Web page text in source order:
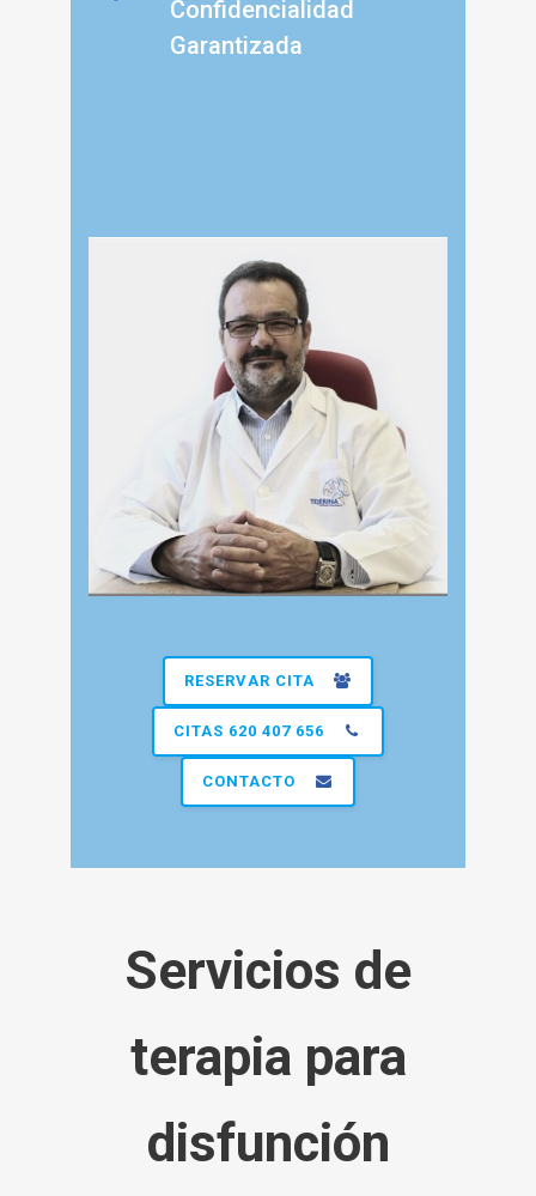
Confidencialidad
Garantizada
RESERVAR CITA
CITAS 620 407 656
CONTACTO
Servicios de
terapia para
disfunción